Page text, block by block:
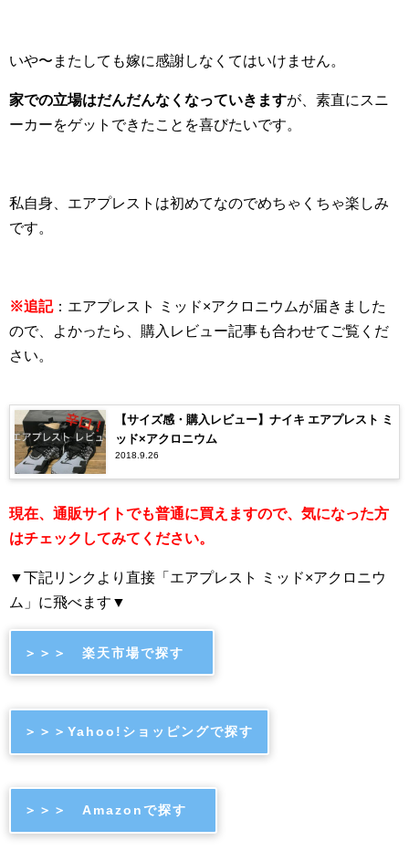
いや〜またしても嫁に感謝しなくてはいけません。
家での立場はだんだんなくなっていきますが、素直にスニ
ーカーをゲットできたことを喜びたいです。
私自身、エアプレストは初めてなのでめちゃくちゃ楽しみ
です。
※追記：エアプレスト ミッド×アクロニウムが届きました
ので、よかったら、購入レビュー記事も合わせてご覧くだ
さい。
【サイズ感・購入レビュー】ナイキ エアプレスト ミ
ッド×アクロニウム
2018.9.26
現在、通販サイトでも普通に買えますので、気になった方
はチェックしてみてください。
▼下記リンクより直接「エアプレスト ミッド×アクロニウ
ム」に飛べます▼
＞＞＞ 楽天市場で探す
＞＞＞Yahoo!ショッピングで探す
＞＞＞ Amazonで探す